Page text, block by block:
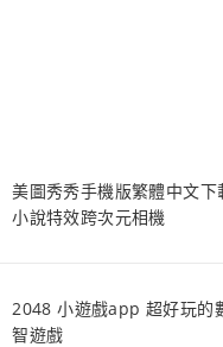
美圖秀秀手機版繁體中文下
小說特效跨次元相機
2048 小遊戲app 超好玩的
智遊戲